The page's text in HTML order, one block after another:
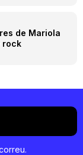
de Mariola
rock